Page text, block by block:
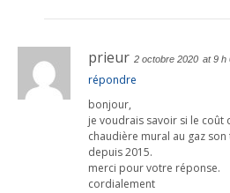
prieur 2 octobre 2020 at 9 h
répondre
bonjour,
je voudrais savoir si le coût
chaudière mural au gaz
depuis 2015.
merci pour votre réponse.
cordialement